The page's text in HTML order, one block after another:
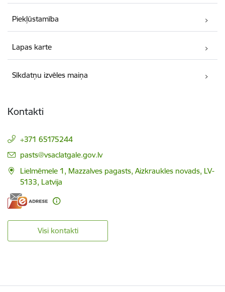
Piekļūstamība
Lapas karte
Sīkdatņu izvēles maiņa
Kontakti
+371 65175244
E-pasts:
pasts@vsaclatgale.gov.lv
Lielmēmele 1, Mazzalves pagasts, Aizkraukles novads, LV-
5133, Latvija
Visi kontakti